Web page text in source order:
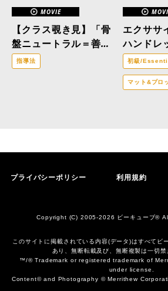
MOVIE
【クラス覗き見】「骨
盤ニュートラル＝善」
はもう古い？医療ピラ
ティスの現場から。
指導法
エクササ
ハンドレ
初級/
マット&プロ
プライバシーポリシー 利用規約
Copyright (C) 2005-2026 ビーキューブ®
このサイトに掲載されている内容(データ)はすべてビ
あり、無断転載及び、無断複製は一切禁
™/® Trademark or registered trademark of
under license.
Content© and Photography © Merrithew